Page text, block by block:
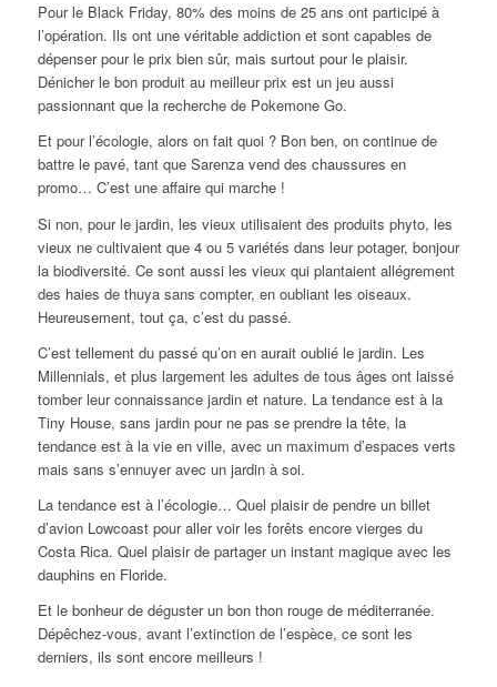
Pour le Black Friday, 80% des moins de 25 ans ont participé à
l’opération. Ils ont une véritable addiction et sont capables de
dépenser pour le prix bien sûr, mais surtout pour le plaisir.
Dénicher le bon produit au meilleur prix est un jeu aussi
passionnant que la recherche de Pokemone Go.
Et pour l’écologie, alors on fait quoi ? Bon ben, on continue de
battre le pavé, tant que Sarenza vend des chaussures en
promo… C’est une affaire qui marche !
Si non, pour le jardin, les vieux utilisaient des produits phyto, les
vieux ne cultivaient que 4 ou 5 variétés dans leur potager, bonjour
la biodiversité. Ce sont aussi les vieux qui plantaient allégrement
des haies de thuya sans compter, en oubliant les oiseaux.
Heureusement, tout ça, c’est du passé.
C’est tellement du passé qu’on en aurait oublié le jardin. Les
Millennials, et plus largement les adultes de tous âges ont laissé
tomber leur connaissance jardin et nature. La tendance est à la
Tiny House, sans jardin pour ne pas se prendre la tête, la
tendance est à la vie en ville, avec un maximum d’espaces verts
mais sans s’ennuyer avec un jardin à soi.
La tendance est à l’écologie… Quel plaisir de pendre un billet
d’avion Lowcoast pour aller voir les forêts encore vierges du
Costa Rica. Quel plaisir de partager un instant magique avec les
dauphins en Floride.
Et le bonheur de déguster un bon thon rouge de méditerranée.
Dépêchez-vous, avant l’extinction de l’espèce, ce sont les
derniers, ils sont encore meilleurs !